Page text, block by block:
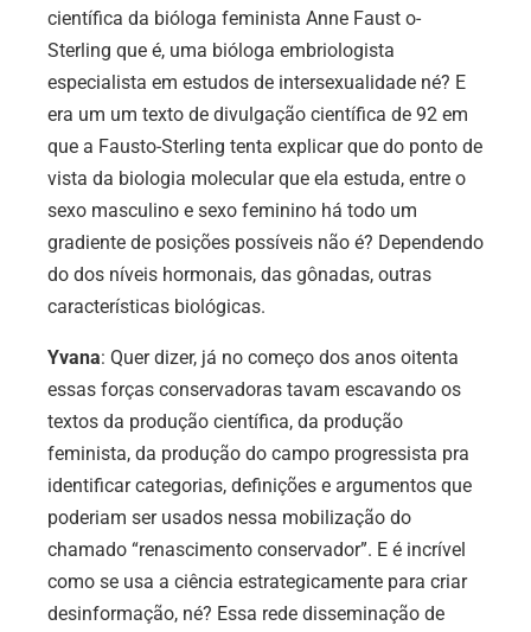
científica da bióloga feminista Anne Faust o-
Sterling que é, uma bióloga embriologista
especialista em estudos de intersexualidade né? E
era um um texto de divulgação científica de 92 em
que a Fausto-Sterling tenta explicar que do ponto de
vista da biologia molecular que ela estuda, entre o
sexo masculino e sexo feminino há todo um
gradiente de posições possíveis não é? Dependendo
do dos níveis hormonais, das gônadas, outras
características biológicas.
Yvana: Quer dizer, já no começo dos anos oitenta
essas forças conservadoras tavam escavando os
textos da produção científica, da produção
feminista, da produção do campo progressista pra
identificar categorias, definições e argumentos que
poderiam ser usados nessa mobilização do
chamado “renascimento conservador”. E é incrível
como se usa a ciência estrategicamente para criar
desinformação, né? Essa rede disseminação de